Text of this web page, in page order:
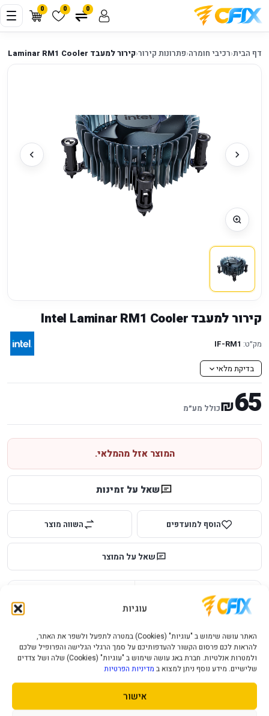
עוגיות
האתר עושה שימוש ב "עוגיות" (Cookies) במטרה לתפעל ולשפר את האתר,
להראות לכם פרסום הקשור להעדפותיכם על סמך הרגלי הגלישה והפרופיל שלכם
ולמטרות אנלטיות. חברת באג עושה שימוש ב "עוגיות" (Cookies) שלה ושל צדדים
שלישיים. מידע נוסף ניתן למצוא ב מדיניות הפרטיות
אישור
0 0 0
דף הבית‹רכיבי חומרה‹פתרונות קירור‹קירור למעבד Intel Laminar RM1 Cooler
קירור למעבד Intel Laminar RM1 Cooler
מק״ט: IF-RM1
בדיקת מלאי
65
₪כולל מע״מ
המוצר אזל מהמלאי.
שאל על זמינות
הוסף למועדפים השווה מוצר
שאל על המוצר
עלות משלוח לכל ארץ
מחיר משלוח ₪49
תמיכה ושירות
מענה מהיר ומקצועי
תשלום מאובטח
תקן SSL מאובטח
תיאור מוצר מפרט טכני שאלות נפוצות